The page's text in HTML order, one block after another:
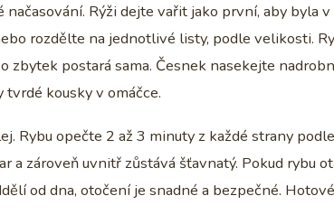
Rýži dejte vařit jako první, aby byla
rozdělte na jednotlivé listy, podle velikosti.
zbytek postará sama. Česnek nasekejte
kousky v omáčce.
Rybu opečte 2 až 3 minuty z každé strany
zároveň uvnitř zůstává šťavnatý. Pokud rybu
od dna, otočení je snadné a bezpečné.